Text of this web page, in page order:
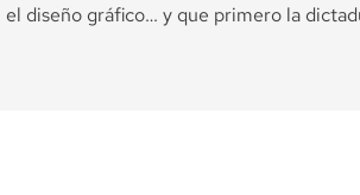
diseño gráfico… y que primero la